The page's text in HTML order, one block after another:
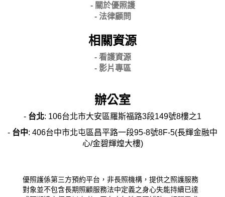
- 關於優照護
- 法律顧問
相關資源
- 看護資源
- 影片專區
辦公室
- 台北: 106台北市大安區羅斯福路3段149號8樓之1
- 台中: 406台中市北屯區昌平路一段95-8號8F-5(長輝金融中
心/金碧輝煌大樓)
優照護係第三方預約平台，非長照機構，提供之照護服務
對象並不包含長期照顧服務法中定義之身心失能持續已達